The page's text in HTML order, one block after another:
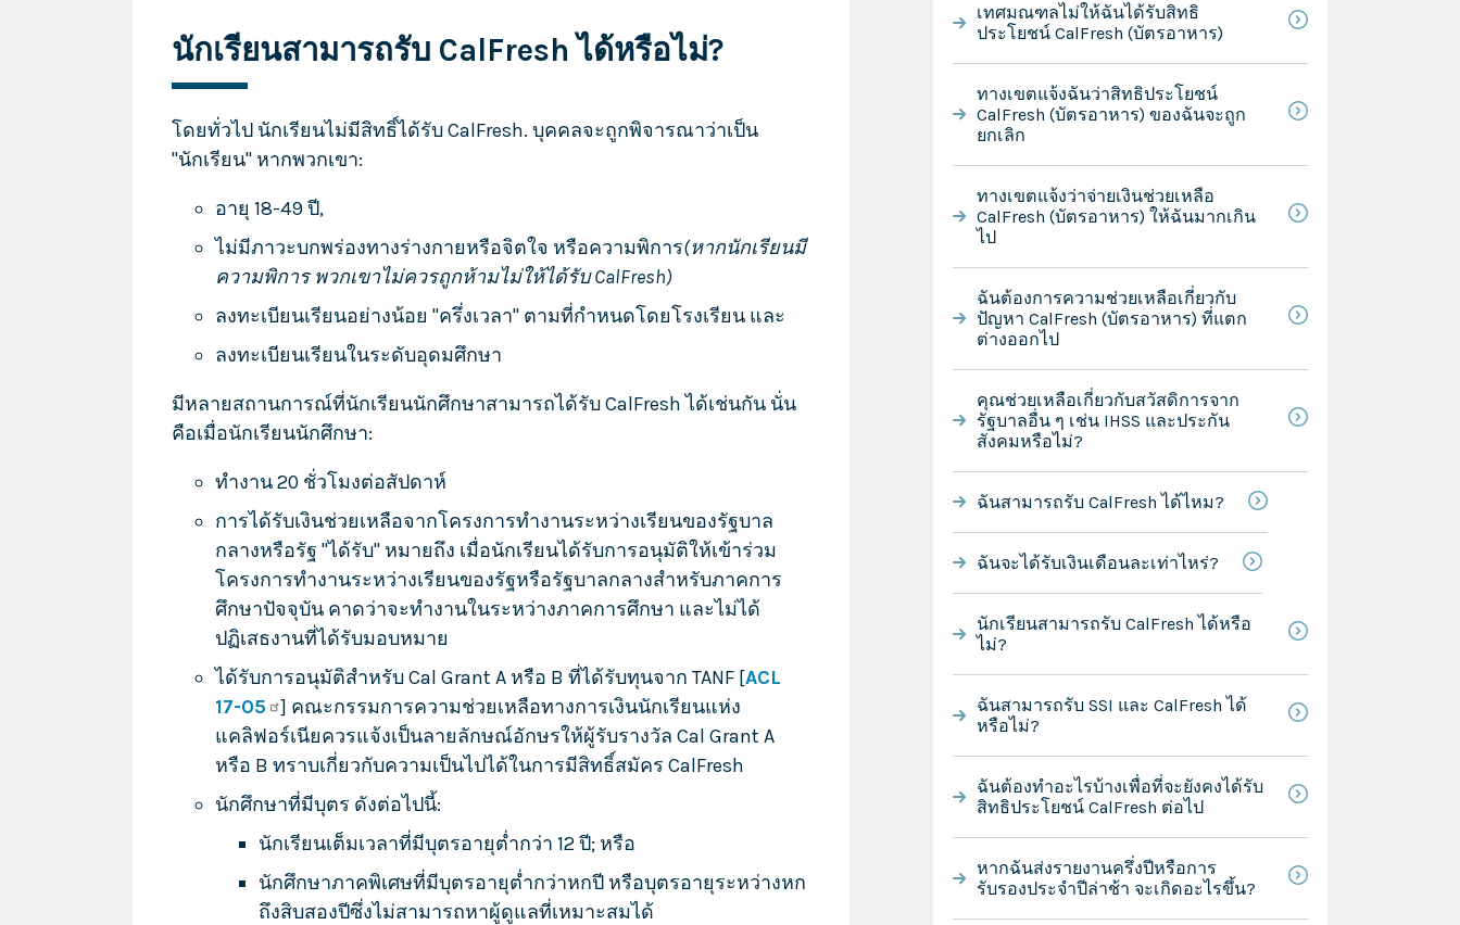
นักเรียนสามารถรับ CalFresh ได้หรือไม่?
โดยทั่วไป นักเรียนไม่มีสิทธิ์ได้รับ CalFresh. บุคคลจะถูกพิจารณาว่าเป็น
"นักเรียน" หากพวกเขา:
อายุ 18-49 ปี,
ไม่มีภาวะบกพร่องทางร่างกายหรือจิตใจ หรือความพิการ(หากนักเรียนมี
ความพิการ พวกเขาไม่ควรถูกห้ามไม่ให้ได้รับ CalFresh)
ลงทะเบียนเรียนอย่างน้อย "ครึ่งเวลา" ตามที่กำหนดโดยโรงเรียน และ
ลงทะเบียนเรียนในระดับอุดมศึกษา
มีหลายสถานการณ์ที่นักเรียนนักศึกษาสามารถได้รับ CalFresh ได้เช่นกัน นั่น
คือเมื่อนักเรียนนักศึกษา:
ทำงาน 20 ชั่วโมงต่อสัปดาห์
การได้รับเงินช่วยเหลือจากโครงการทำงานระหว่างเรียนของรัฐบาล
กลางหรือรัฐ "ได้รับ" หมายถึง เมื่อนักเรียนได้รับการอนุมัติให้เข้าร่วม
โครงการทำงานระหว่างเรียนของรัฐหรือรัฐบาลกลางสำหรับภาคการ
ศึกษาปัจจุบัน คาดว่าจะทำงานในระหว่างภาคการศึกษา และไม่ได้
ปฏิเสธงานที่ได้รับมอบหมาย
ได้รับการอนุมัติสำหรับ Cal Grant A หรือ B ที่ได้รับทุนจาก TANF [ACL
17-05
] คณะกรรมการความช่วยเหลือทางการเงินนักเรียนแห่ง
แคลิฟอร์เนียควรแจ้งเป็นลายลักษณ์อักษรให้ผู้รับรางวัล Cal Grant A
หรือ B ทราบเกี่ยวกับความเป็นไปได้ในการมีสิทธิ์สมัคร CalFresh
นักศึกษาที่มีบุตร ดังต่อไปนี้:
นักเรียนเต็มเวลาที่มีบุตรอายุต่ำกว่า 12 ปี; หรือ
นักศึกษาภาคพิเศษที่มีบุตรอายุต่ำกว่าหกปี หรือบุตรอายุระหว่างหก
ถึงสิบสองปีซึ่งไม่สามารถหาผู้ดูแลที่เหมาะสมได้
เทศมณฑลไม่ให้ฉันได้รับสิทธิ
ประโยชน์ CalFresh (บัตรอาหาร)
ทางเขตแจ้งฉันว่าสิทธิประโยชน์
CalFresh (บัตรอาหาร) ของฉันจะถูก
ยกเลิก
ทางเขตแจ้งว่าจ่ายเงินช่วยเหลือ
CalFresh (บัตรอาหาร) ให้ฉันมากเกิน
ไป
ฉันต้องการความช่วยเหลือเกี่ยวกับ
ปัญหา CalFresh (บัตรอาหาร) ที่แตก
ต่างออกไป
คุณช่วยเหลือเกี่ยวกับสวัสดิการจาก
รัฐบาลอื่น ๆ เช่น IHSS และประกัน
สังคมหรือไม่?
ฉันสามารถรับ CalFresh ได้ไหม?
ฉันจะได้รับเงินเดือนละเท่าไหร่?
นักเรียนสามารถรับ CalFresh ได้หรือ
ไม่?
ฉันสามารถรับ SSI และ CalFresh ได้
หรือไม่?
ฉันต้องทำอะไรบ้างเพื่อที่จะยังคงได้รับ
สิทธิประโยชน์ CalFresh ต่อไป
หากฉันส่งรายงานครึ่งปีหรือการ
รับรองประจำปีล่าช้า จะเกิดอะไรขึ้น?